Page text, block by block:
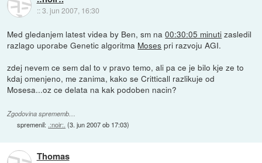
::3. jun 2007, 16:30
Med gledanjem latest videa by Ben, sm na00:30:05 minuti zasledil
razlago uporabe Genetic algoritma Moses pri razvoju AGI.
zdej nevem ce sem dal to v pravo temo, ali pa ce je bilo kje ze to
kdaj omenjeno, me zanima, kako se Critticall razlikuje od
Mosesa...oz ce delata na kak podoben nacin?
Zgodovina sprememb…
spremenil: .:noir:. (3. jun 2007 ob 17:03)
Thomas